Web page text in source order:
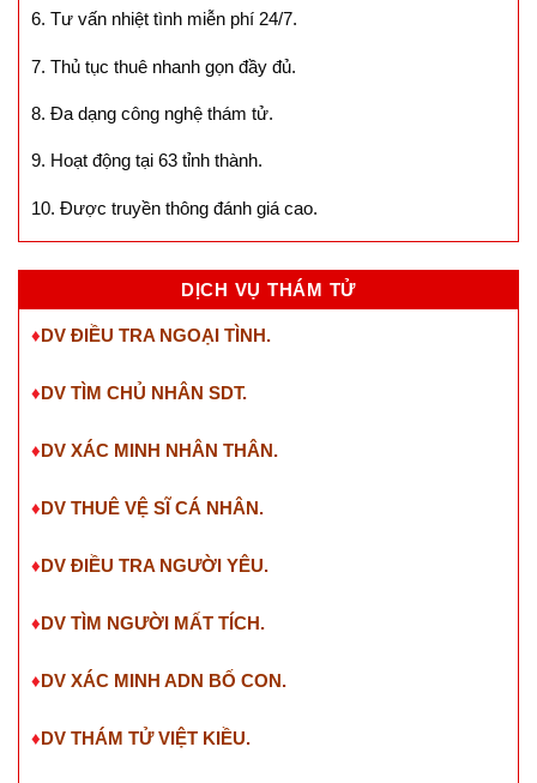
6. Tư vấn nhiệt tình miễn phí 24/7.
7. Thủ tục thuê nhanh gọn đầy đủ.
8. Đa dạng công nghệ thám tử.
9. Hoạt động tại 63 tỉnh thành.
10. Được truyền thông đánh giá cao.
DỊCH VỤ THÁM TỬ
♦DV ĐIỀU TRA NGOẠI TÌNH.
♦DV TÌM CHỦ NHÂN SDT.
♦DV XÁC MINH NHÂN THÂN.
♦DV THUÊ VỆ SĨ CÁ NHÂN.
♦DV ĐIỀU TRA NGƯỜI YÊU.
♦DV TÌM NGƯỜI MẤT TÍCH.
♦DV XÁC MINH ADN BỐ CON.
♦DV THÁM TỬ VIỆT KIỀU.